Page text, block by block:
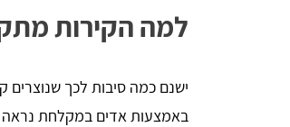
למה הקירות
ישנם כמה סיבות לכך שנוצרים
באמצעות אדים במקלחת נראה